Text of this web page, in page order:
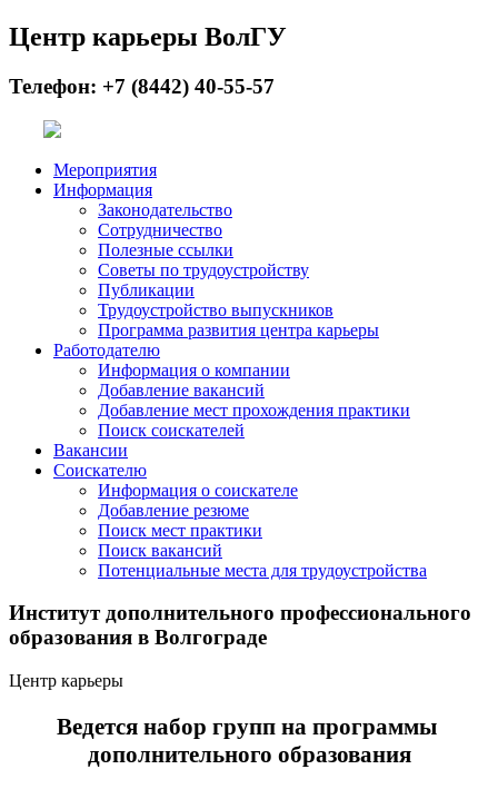
Центр карьеры ВолГУ
Телефон: +7 (8442) 40-55-57
Мероприятия
Информация
Законодательство
Сотрудничество
Полезные ссылки
Советы по трудоустройству
Публикации
Трудоустройство выпускников
Программа развития центра карьеры
Работодателю
Информация о компании
Добавление вакансий
Добавление мест прохождения практики
Поиск соискателей
Вакансии
Соискателю
Информация о соискателе
Добавление резюме
Поиск мест практики
Поиск вакансий
Потенциальные места для трудоустройства
Институт дополнительного профессионального
образования в Волгограде
Центр карьеры
Ведется набор групп на программы
дополнительного образования